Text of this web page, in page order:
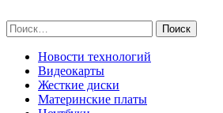
to
content
Найти:
Новости технологий
Видеокарты
Жесткие диски
Материнские платы